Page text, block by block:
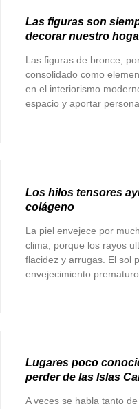
Las figuras son
decorar nuestro
Las figuras de bronce,
consolidado como
en el interiorismo
espacio y aportar
Los hilos tensores
colágeno
La piel envejece por
clima, porque los rayos
flacidez y arrugas. El sol
envejecimiento prematuro,
Lugares poco
perder de las Islas
A veces se habla tanto